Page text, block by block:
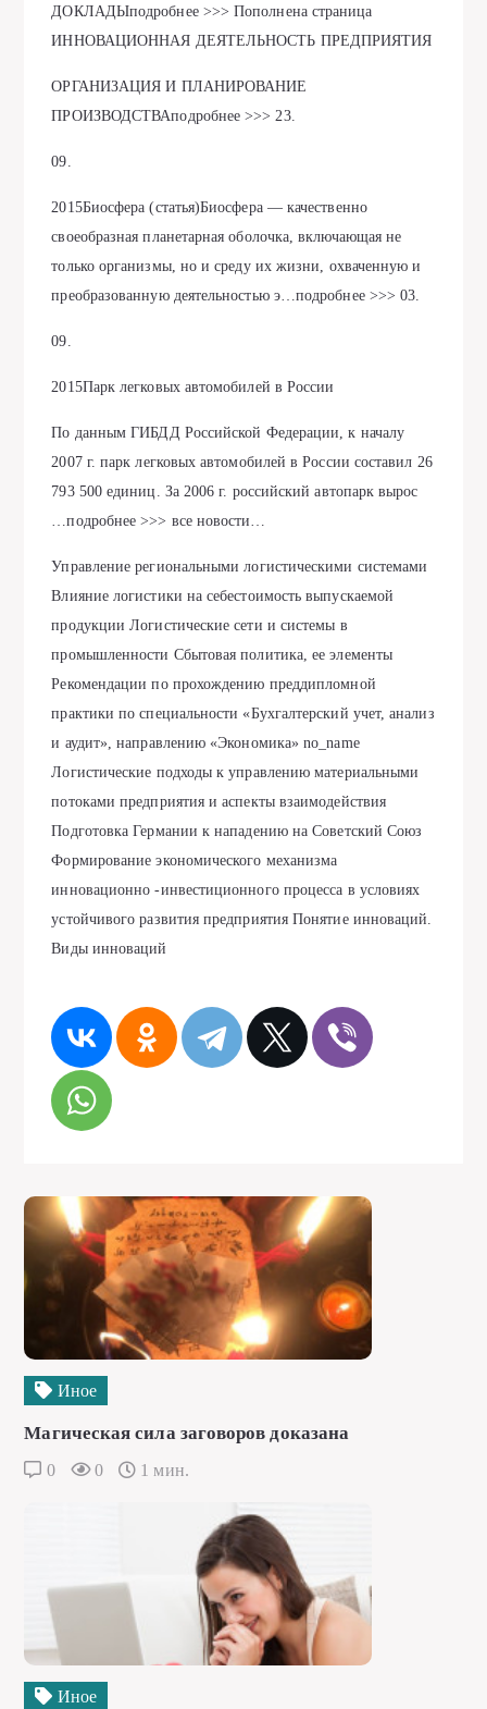
ДОКЛАДЫподробнее >>> Пополнена страница
ИННОВАЦИОННАЯ ДЕЯТЕЛЬНОСТЬ ПРЕДПРИЯТИЯ
ОРГАНИЗАЦИЯ И ПЛАНИРОВАНИЕ
ПРОИЗВОДСТВАподробнее >>> 23.
09.
2015Биосфера (статья)Биосфера — качественно
своеобразная планетарная оболочка, включающая не
только организмы, но и среду их жизни, охваченную и
преобразованную деятельностью э…подробнее >>> 03.
09.
2015Парк легковых автомобилей в России
По данным ГИБДД Российской Федерации, к началу
2007 г. парк легковых автомобилей в России составил 26
793 500 единиц. За 2006 г. российский автопарк вырос
…подробнее >>> все новости…
Управление региональными логистическими системами
Влияние логистики на себестоимость выпускаемой
продукции Логистические сети и системы в
промышленности Сбытовая политика, ее элементы
Рекомендации по прохождению преддипломной
практики по специальности «Бухгалтерский учет, анализ
и аудит», направлению «Экономика» no_name
Логистические подходы к управлению материальными
потоками предприятия и аспекты взаимодействия
Подготовка Германии к нападению на Советский Союз
Формирование экономического механизма
инновационно -инвестиционного процесса в условиях
устойчивого развития предприятия Понятие инноваций.
Виды инноваций
Иное
Магическая сила заговоров доказана
0 0 1 мин.
Иное